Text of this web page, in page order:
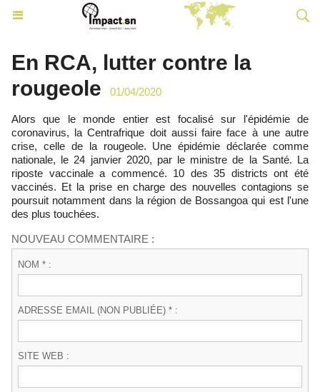
En RCA, lutter contre la
rougeole
01/04/2020
Alors que le monde entier est focalisé sur l'épidémie de
coronavirus, la Centrafrique doit aussi faire face à une autre
crise, celle de la rougeole. Une épidémie déclarée comme
nationale, le 24 janvier 2020, par le ministre de la Santé. La
riposte vaccinale a commencé. 10 des 35 districts ont été
vaccinés. Et la prise en charge des nouvelles contagions se
poursuit notamment dans la région de Bossangoa qui est l'une
des plus touchées.
NOUVEAU COMMENTAIRE :
NOM * :
ADRESSE EMAIL (NON PUBLIÉE) * :
SITE WEB :